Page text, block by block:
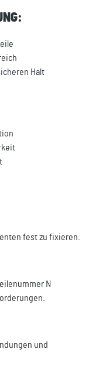
Halt
fest zu fixieren.
N
und